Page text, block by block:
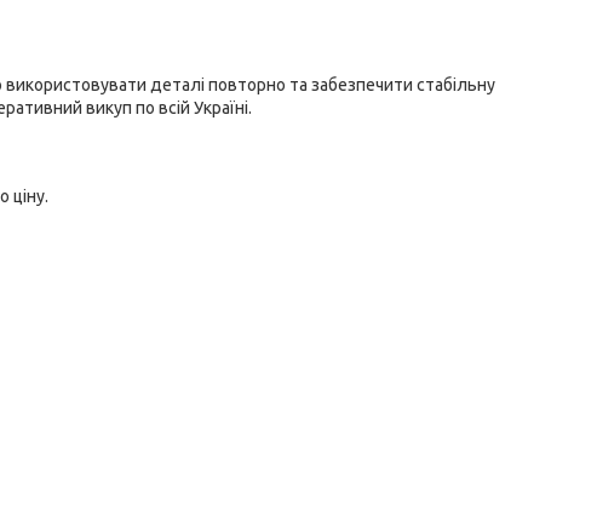
деталі повторно та забезпечити стабільну
викуп по всій Україні.
ціну.